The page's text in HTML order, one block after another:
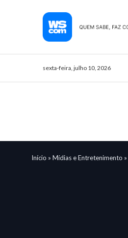
sexta-feira, julho 10, 2026
Início » Mídias e Entretenimento »